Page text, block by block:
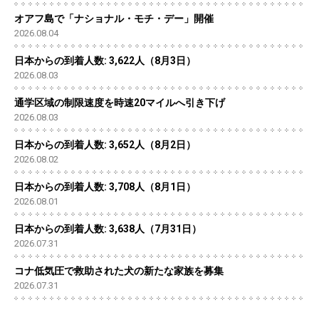
オアフ島で「ナショナル・モチ・デー」開催
2026.08.04
日本からの到着人数: 3,622人（8月3日）
2026.08.03
通学区域の制限速度を時速20マイルへ引き下げ
2026.08.03
日本からの到着人数: 3,652人（8月2日）
2026.08.02
日本からの到着人数: 3,708人（8月1日）
2026.08.01
日本からの到着人数: 3,638人（7月31日）
2026.07.31
コナ低気圧で救助された犬の新たな家族を募集
2026.07.31